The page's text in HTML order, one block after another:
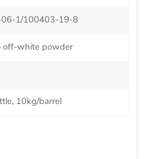
1/100403-19-8
off-white powder
10kg/barrel